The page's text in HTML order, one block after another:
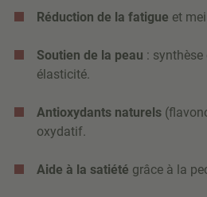
Réduction de la fatigue et
Soutien de la peau :
élasticité.
Antioxydants naturels
oxydatif.
Aide à la satiété grâce à la